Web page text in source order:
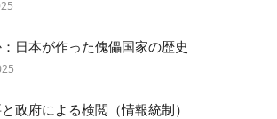
日本が作った傀儡国家の歴史
政府による検閲（情報統制）